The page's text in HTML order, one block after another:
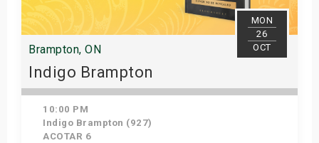
MON
26
OCT
Brampton, ON
Indigo Brampton
10:00 PM
Indigo Brampton (927)
ACOTAR 6